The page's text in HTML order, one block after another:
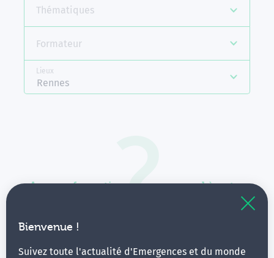
Bienvenue !
Suivez toute l'actualité d'Emergences et du monde
Thématiques
Formateur
Lieux
Rennes
Aucune formation ne correspond à votre
Vous pouvez renouveler votre requête en élargissant